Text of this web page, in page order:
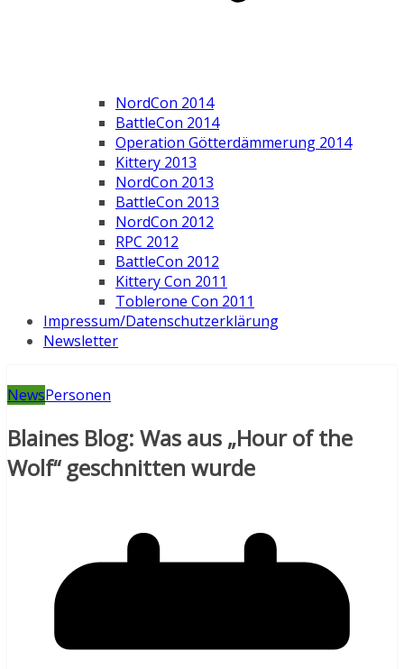
NordCon 2014
BattleCon 2014
Operation Götterdämmerung 2014
Kittery 2013
NordCon 2013
BattleCon 2013
NordCon 2012
RPC 2012
BattleCon 2012
Kittery Con 2011
Toblerone Con 2011
Impressum/Datenschutzerklärung
Newsletter
NewsPersonen
Blaines Blog: Was aus „Hour of the
Wolf“ geschnitten wurde